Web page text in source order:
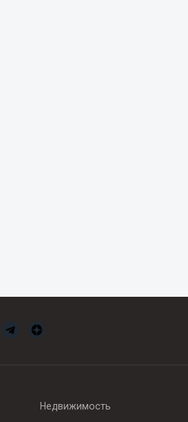
Недвижимость